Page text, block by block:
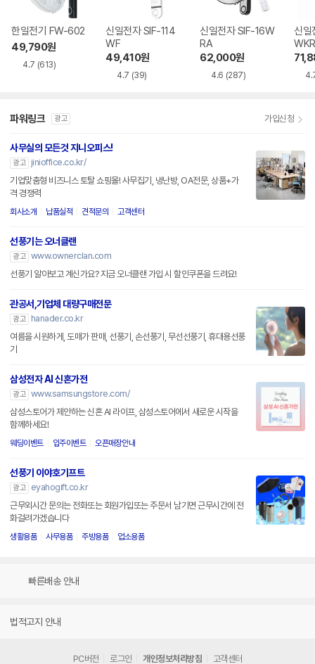
한일전기 FW-602
49,790원
4.7 (613)
신일전자 SIF-114
WF
49,410원
4.7 (39)
신일전자 SIF-16W
RA
62,000원
4.6 (287)
신일
WKR
파워링크 광고 가입신청
사무실의 모든것 지니오피스!
광고
jinioffice.co.kr/
기업맞춤형 비즈니스 토탈 쇼핑몰! 사무집기, 냉난방, OA전문, 상품+가
격 경쟁력
회사소개 납품실적 견적문의 고객센터
선풍기는 오너클랜
광고 www.ownerclan.com
선풍기 알아보고 계신가요? 지금 오너클랜 가입 시 할인쿠폰을 드려요!
관공서,기업체 대량구매전문
광고
hanader.co.kr
여름을 시원하게, 도매가 판매, 선풍기, 손선풍기, 무선선풍기, 휴대용선풍
기
삼성전자 AI 신혼가전
광고 www.samsungstore.com/
삼성스토어가 제안하는 신혼 AI 라이프, 삼성스토어에서 새로운 시작을
함께하세요!
웨딩이벤트 입주이벤트 오픈매장안내
선풍기 이야호기프트
광고
eyahogift.co.kr
근무외시간 문의는 전화또는 회원가입또는 주문서 남기면 근무시간에 전
화걸려가겠습니다
생활용품 사무용품 주방용품 업소용품
빠른배송 안내
법적고지 안내
PC버전 로그인 개인정보처리방침 고객센터